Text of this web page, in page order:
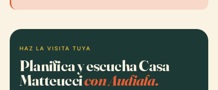
HAZ LA VISITA TUYA
Planifica y escucha Casa
Matteuccicon Audiala.